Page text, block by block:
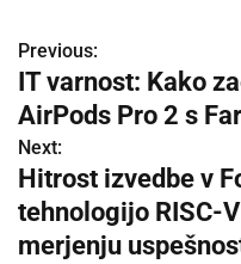
P
o
s
t
n
Previous:
IT varnost: Kako
AirPods Pro 2 s
Next:
Hitrost izvedbe v
tehnologijo RISC-
merjenju